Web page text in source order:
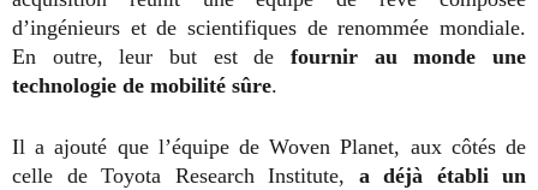
d’ingénieurs et de scientifiques de renommée mondiale.
En outre, leur but est de fournir au monde une
technologie de mobilité sûre.
Il a ajouté que l’équipe de Woven Planet, aux côtés de
celle de Toyota Research Institute, a déjà établi un